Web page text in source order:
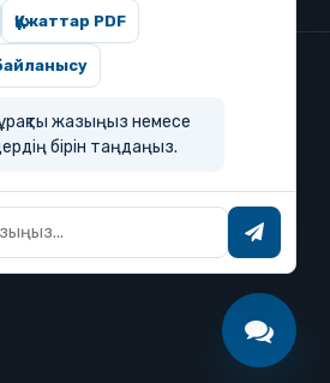
Құжаттар PDF
жазыңыз немесе
бірін таңдаңыз.